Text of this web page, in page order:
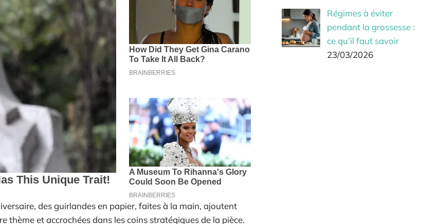
des guirlandes en papier, faites à la main, ajoutent
thème et accrochées dans les coins stratégiques de la pièce.
Régimes à éviter
pendant la grossesse :
ce qu’il faut savoir
23/03/2026